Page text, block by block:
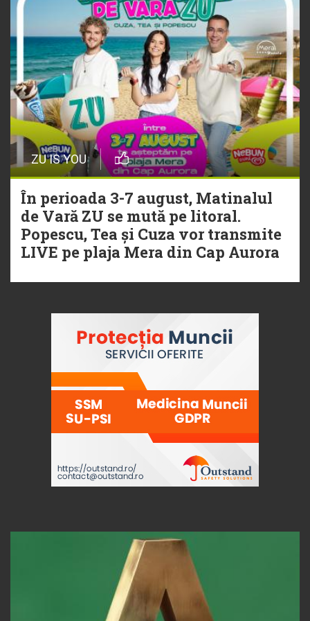
ZU IS YOU
În perioada 3-7 august, Matinalul
de Vară ZU se mută pe litoral.
Popescu, Tea și Cuza vor transmite
LIVE pe plaja Mera din Cap Aurora